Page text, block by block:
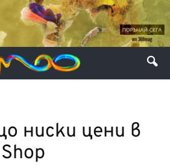
ниски цени в